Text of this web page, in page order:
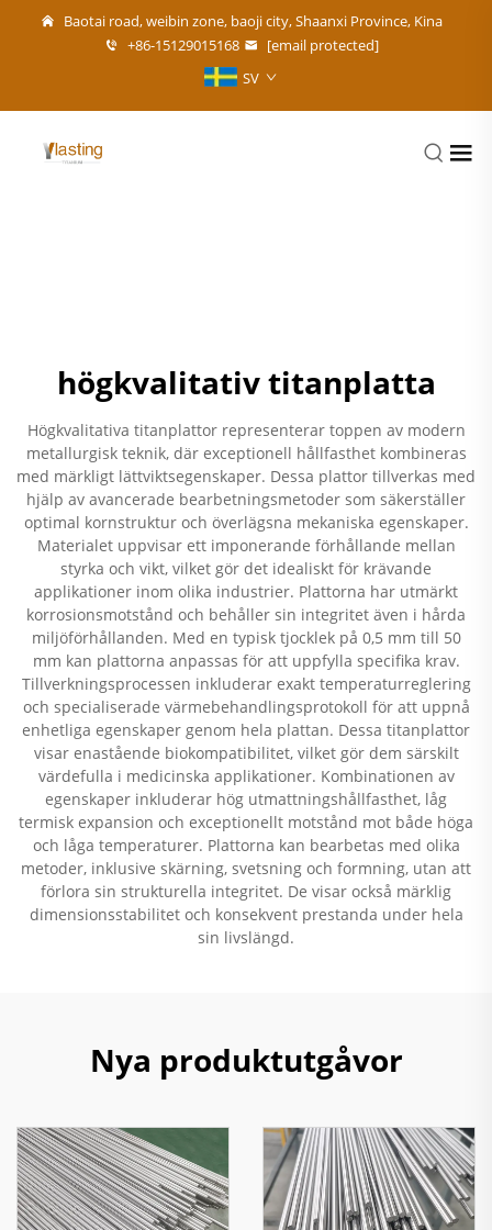
Baotai road, weibin zone, baoji city, Shaanxi Province, Kina
+86-15129015168
[email protected]
SV
högkvalitativ titanplatta
Högkvalitativa titanplattor representerar toppen av modern
metallurgisk teknik, där exceptionell hållfasthet kombineras
med märkligt lättviktsegenskaper. Dessa plattor tillverkas med
hjälp av avancerade bearbetningsmetoder som säkerställer
optimal kornstruktur och överlägsna mekaniska egenskaper.
Materialet uppvisar ett imponerande förhållande mellan
styrka och vikt, vilket gör det idealiskt för krävande
applikationer inom olika industrier. Plattorna har utmärkt
korrosionsmotstånd och behåller sin integritet även i hårda
miljöförhållanden. Med en typisk tjocklek på 0,5 mm till 50
mm kan plattorna anpassas för att uppfylla specifika krav.
Tillverkningsprocessen inkluderar exakt temperaturreglering
och specialiserade värmebehandlingsprotokoll för att uppnå
enhetliga egenskaper genom hela plattan. Dessa titanplattor
visar enastående biokompatibilitet, vilket gör dem särskilt
värdefulla i medicinska applikationer. Kombinationen av
egenskaper inkluderar hög utmattningshållfasthet, låg
termisk expansion och exceptionellt motstånd mot både höga
och låga temperaturer. Plattorna kan bearbetas med olika
metoder, inklusive skärning, svetsning och formning, utan att
förlora sin strukturella integritet. De visar också märklig
dimensionsstabilitet och konsekvent prestanda under hela
sin livslängd.
Nya produktutgåvor